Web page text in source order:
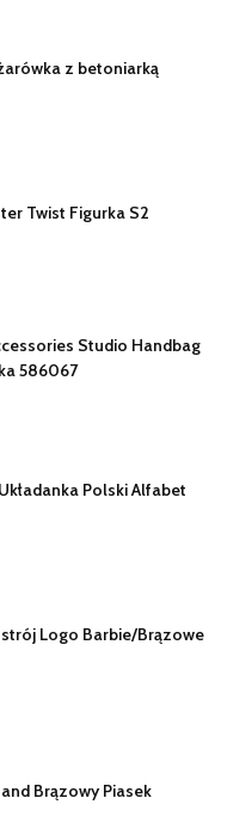
z betoniarką
Twist Figurka S2
Studio Handbag
586067
Polski Alfabet
Logo Barbie/Brązowe
Brązowy Piasek